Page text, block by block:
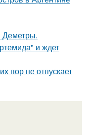
Деметры.
и ждет
пор не отпускает